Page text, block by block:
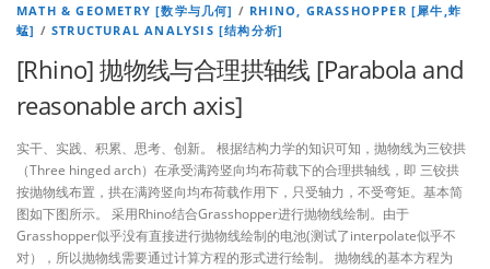
MATH & GEOMETRY [数学与几何] / RHINO, GRASSHOPPER [犀牛,蚱
蜢] /STRUCTURAL ANALYSIS [结构分析]
[Rhino] 抛物线与合理拱轴线 [Parabola and
reasonable arch axis]
实干、实践、积累、思考、创新。 根据结构力学的知识可知，抛物线为三铰拱
（Three hinged arch）在承受满跨竖向均布荷载下的合理拱轴线，即 三铰拱
按抛物线布置，拱在满跨竖向均布荷载作用下，只受轴力，不受弯矩。基本简
图如下图所示。 采用Rhino结合Grasshopper进行抛物线绘制。由于
Grasshopper似乎没有直接进行抛物线绘制的电池(测试了interpolate似乎不
对），所以抛物线需要通过计算方程的形式进行绘制。 抛物线的基本方程为